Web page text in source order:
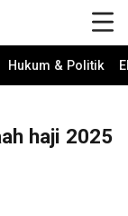
Hukum & Politik
haji 2025